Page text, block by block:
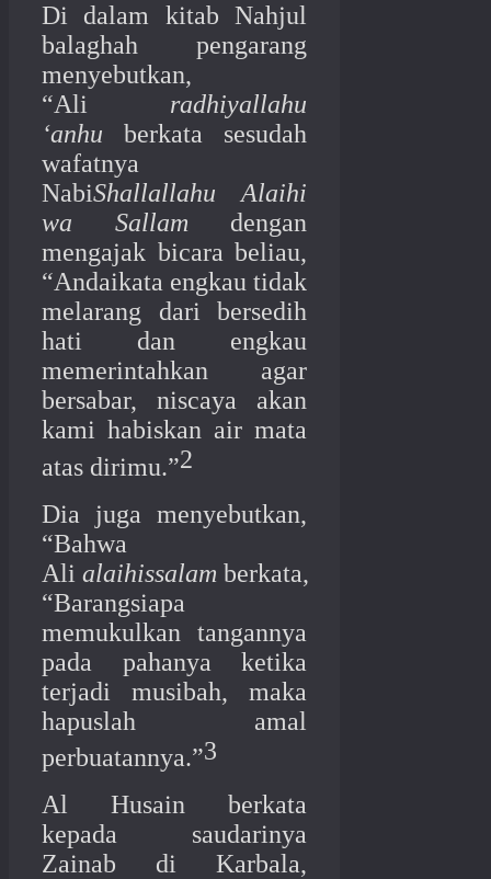
Di dalam kitab Nahjul
balaghah pengarang
menyebutkan,
“Ali radhiyallahu
‘anhu berkata sesudah
wafatnya
NabiShallallahu Alaihi
wa Sallamdengan
mengajak bicara beliau,
“Andaikata engkau tidak
melarang dari bersedih
hati dan engkau
memerintahkan agar
bersabar, niscaya akan
kami habiskan air mata
atas dirimu.”2
Dia juga menyebutkan,
“Bahwa
Ali alaihissalam berkata,
“Barangsiapa
memukulkan tangannya
pada pahanya ketika
terjadi musibah, maka
hapuslah amal
perbuatannya.”3
Al Husain berkata
kepada saudarinya
Zainab di Karbala,